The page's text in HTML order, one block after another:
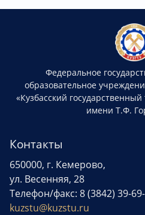
Федеральное
образовательное
«Кузбасский
имени Т.Ф.
Контакты
650000, г. Кемерово,
ул. Весенняя, 28
Телефон/факс: 8 (3842) 39-
kuzstu@kuzstu.ru